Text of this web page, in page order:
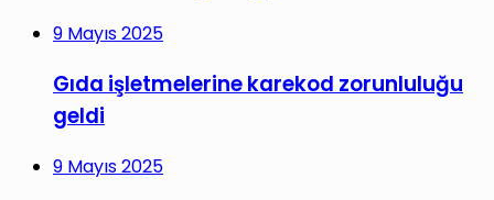
9 Mayıs 2025
Gıda işletmelerine karekod zorunluluğu
geldi
9 Mayıs 2025